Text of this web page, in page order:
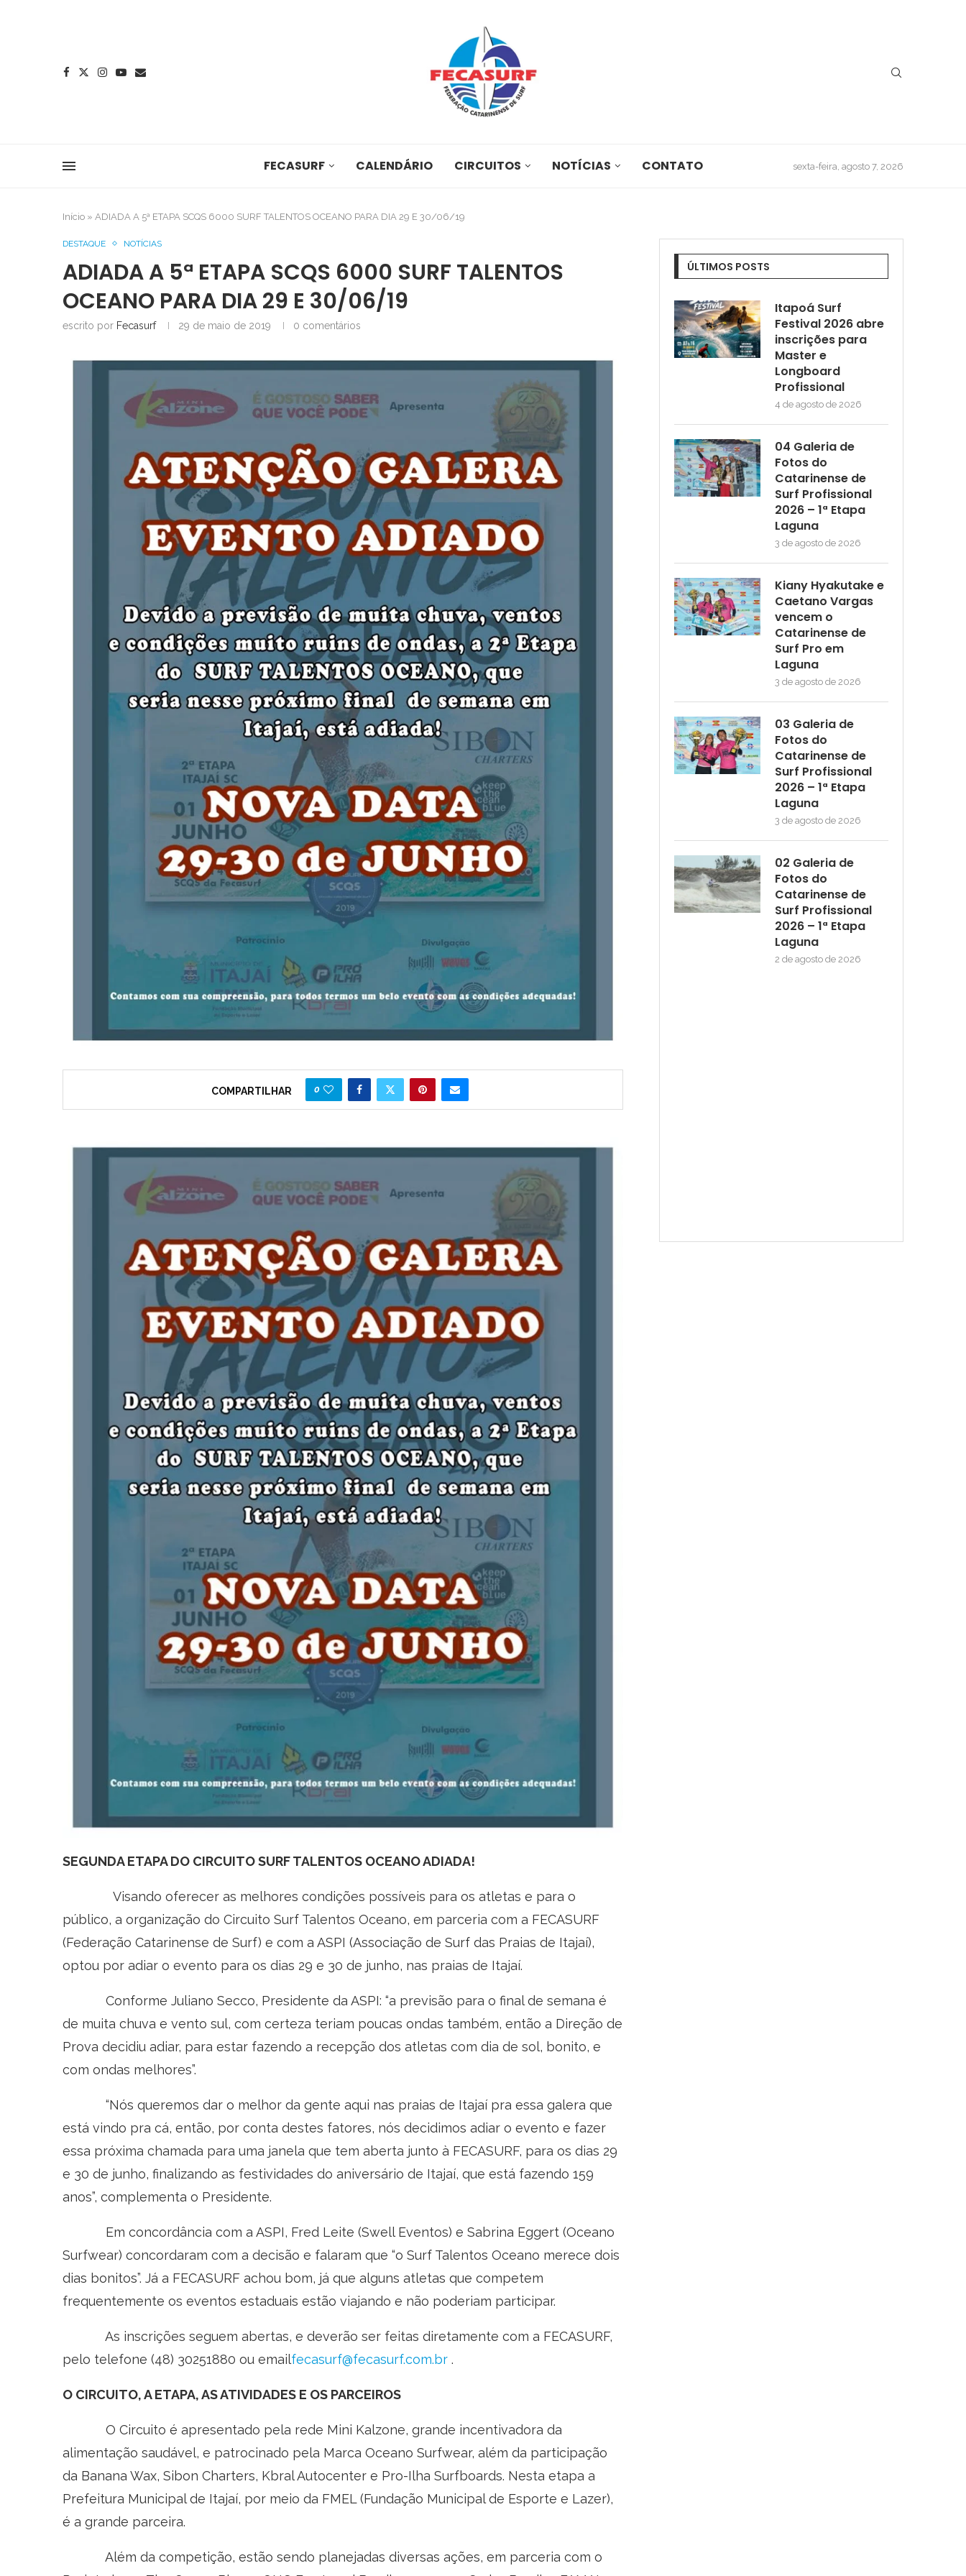
FECASURF CALENDÁRIO CIRCUITOS NOTÍCIAS CONTATO sexta-feira, agosto 7, 2026
Início » ADIADA A 5ª ETAPA SCQS 6000 SURF TALENTOS OCEANO PARA DIA 29 E 30/06/19
DESTAQUE NOTÍCIAS
ADIADA A 5ª ETAPA SCQS 6000 SURF TALENTOS
OCEANO PARA DIA 29 E 30/06/19
escrito por Fecasurf 29 de maio de 2019 0 comentários
COMPARTILHAR 0
SEGUNDA ETAPA DO CIRCUITO SURF TALENTOS OCEANO ADIADA!
Visando oferecer as melhores condições possíveis para os atletas e para o
público, a organização do Circuito Surf Talentos Oceano, em parceria com a FECASURF
(Federação Catarinense de Surf) e com a ASPI (Associação de Surf das Praias de Itajaí),
optou por adiar o evento para os dias 29 e 30 de junho, nas praias de Itajaí.
Conforme Juliano Secco, Presidente da ASPI: “a previsão para o final de semana é
de muita chuva e vento sul, com certeza teriam poucas ondas também, então a Direção de
Prova decidiu adiar, para estar fazendo a recepção dos atletas com dia de sol, bonito, e
com ondas melhores”.
“Nós queremos dar o melhor da gente aqui nas praias de Itajaí pra essa galera que
está vindo pra cá, então, por conta destes fatores, nós decidimos adiar o evento e fazer
essa próxima chamada para uma janela que tem aberta junto à FECASURF, para os dias 29
e 30 de junho, finalizando as festividades do aniversário de Itajaí, que está fazendo 159
anos”, complementa o Presidente.
Em concordância com a ASPI, Fred Leite (Swell Eventos) e Sabrina Eggert (Oceano
Surfwear) concordaram com a decisão e falaram que “o Surf Talentos Oceano merece dois
dias bonitos”. Já a FECASURF achou bom, já que alguns atletas que competem
frequentemente os eventos estaduais estão viajando e não poderiam participar.
As inscrições seguem abertas, e deverão ser feitas diretamente com a FECASURF,
pelo telefone (48) 30251880 ou emailfecasurf@fecasurf.com.br .
O CIRCUITO, A ETAPA, AS ATIVIDADES E OS PARCEIROS
O Circuito é apresentado pela rede Mini Kalzone, grande incentivadora da
alimentação saudável, e patrocinado pela Marca Oceano Surfwear, além da participação
da Banana Wax, Sibon Charters, Kbral Autocenter e Pro-Ilha Surfboards. Nesta etapa a
Prefeitura Municipal de Itajaí, por meio da FMEL (Fundação Municipal de Esporte e Lazer),
é a grande parceira.
Além da competição, estão sendo planejadas diversas ações, em parceria com o
ÚLTIMOS POSTS
Itapoá Surf
Festival 2026 abre
inscrições para
Master e
Longboard
Profissional
4 de agosto de 2026
04 Galeria de
Fotos do
Catarinense de
Surf Profissional
2026 – 1ª Etapa
Laguna
3 de agosto de 2026
Kiany Hyakutake e
Caetano Vargas
vencem o
Catarinense de
Surf Pro em
Laguna
3 de agosto de 2026
03 Galeria de
Fotos do
Catarinense de
Surf Profissional
2026 – 1ª Etapa
Laguna
3 de agosto de 2026
02 Galeria de
Fotos do
Catarinense de
Surf Profissional
2026 – 1ª Etapa
Laguna
2 de agosto de 2026